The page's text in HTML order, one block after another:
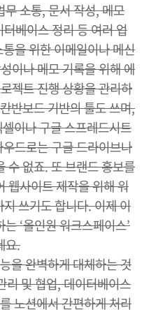
소통, 문서 작성, 메모
베이스 정리 등 여러 업
을 위한 이메일이나 메신
이나 메모 기록을 위해 에
젝트 진행 상황을 관리하
반보드 기반의 툴도 쓰며,
이나 구글 스프레드시트
드로는 구글 드라이브나
수 없죠. 또 브랜드 홍보를
웹사이트 제작을 위해 워
쓰기도 합니다. 이제 이
‘올인원 워크스페이스’
요.
을 완벽하게 대체하는 것
리 및 협업, 데이터베이스
노션에서 간편하게 처리